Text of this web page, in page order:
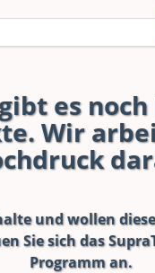
es
Wir
und wollen
Sie sich das
Programman.